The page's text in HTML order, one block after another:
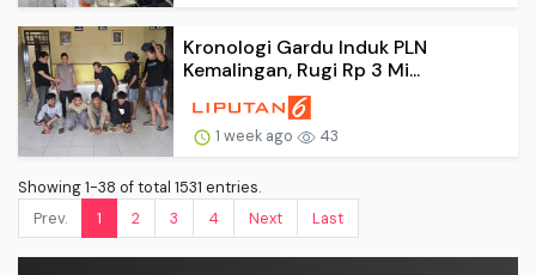
Kronologi Gardu Induk PLN
Kemalingan, Rugi Rp 3 Mi...
1 week ago 43
Showing 1-38 of total 1531 entries.
Prev.
1 2 3 4 Next Last